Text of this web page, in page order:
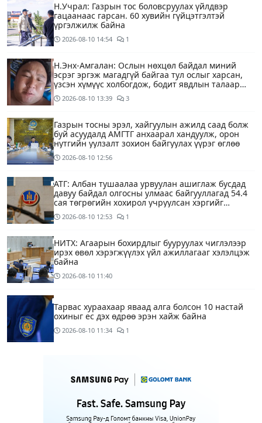
Н.Учрал: Газрын тос боловсруулах үйлдвэр
гацаанаас гарсан. 60 хувийн гүйцэтгэлтэй
үргэлжилж байна
2026-08-10 14:54 1
Н.Энх-Амгалан: Ослын нөхцөл байдал миний
эсрэг эргэж магадгүй байгаа тул ослыг харсан,
үзсэн хүмүүс холбогдож, бодит явдлын талаар
ярьж өгч тусална уу
2026-08-10 13:39 3
Газрын тосны эрэл, хайгуулын ажилд саад болж
буй асуудалд АМГТГ анхаарал хандуулж, орон
нутгийн уулзалт зохион байгуулах үүрэг өглөө
2026-08-10 12:56
АТГ: Албан тушаалаа урвуулан ашиглаж бусдад
давуу байдал олгосны улмаас байгууллагад 54.4
сая төгрөгийн хохирол учруулсан хэргийг
прокурорт шилжүүллээ
2026-08-10 12:53 1
НИТХ: Агаарын бохирдлыг бууруулах чиглэлээр
ирэх өвөл хэрэгжүүлэх үйл ажиллагааг хэлэлцэж
байна
2026-08-10 11:40
Тарвас хураахаар яваад алга болсон 10 настай
охиныг ес дэх өдрөө эрэн хайж байна
2026-08-10 11:34 1
хэрэглээг бууруулах зорилгоор тэгш, сондгой
дугаарын хязгаарлалтыг 28 хоногийн хугацаанд
ЕТГ: Н.Түвшинбаяр аваргыг Ерөнхийлөгч уучлах